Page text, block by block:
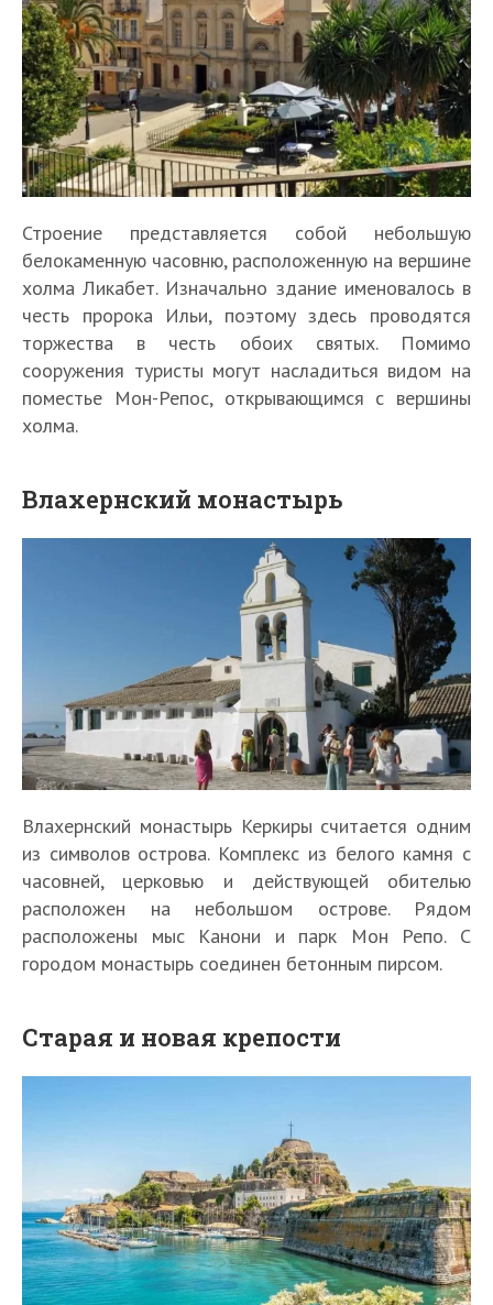
Строение представляется собой небольшую
белокаменную часовню, расположенную на вершине
холма Ликабет. Изначально здание именовалось в
честь пророка Ильи, поэтому здесь проводятся
торжества в честь обоих святых. Помимо
сооружения туристы могут насладиться видом на
поместье Мон-Репос, открывающимся с вершины
холма.
Влахернский монастырь
Влахернский монастырь Керкиры считается одним
из символов острова. Комплекс из белого камня с
часовней, церковью и действующей обителью
расположен на небольшом острове. Рядом
расположены мыс Канони и парк Мон Репо. С
городом монастырь соединен бетонным пирсом.
Старая и новая крепости